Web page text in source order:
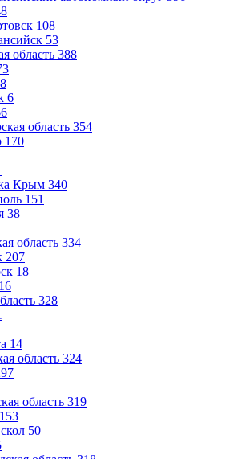
108
53
область 388
6
область 354
170
Крым 340
151
38
область 334
207
18
16
328
14
область 324
область 319
153
50